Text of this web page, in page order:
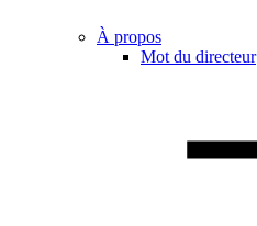
À propos
Mot du directeur